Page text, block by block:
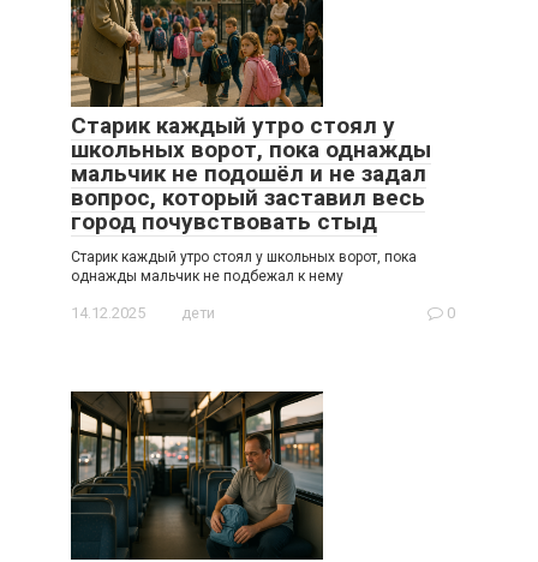
Старик каждый утро стоял у
школьных ворот, пока однажды
мальчик не подошёл и не задал
вопрос, который заставил весь
город почувствовать стыд
Старик каждый утро стоял у школьных ворот, пока
однажды мальчик не подбежал к нему
14.12.2025 дети 0